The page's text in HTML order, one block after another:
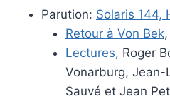
Parution: Solaris 144,
Retour à Von Bek
Lectures, Roger
Vonarburg, Jean-
Sauvé et Jean